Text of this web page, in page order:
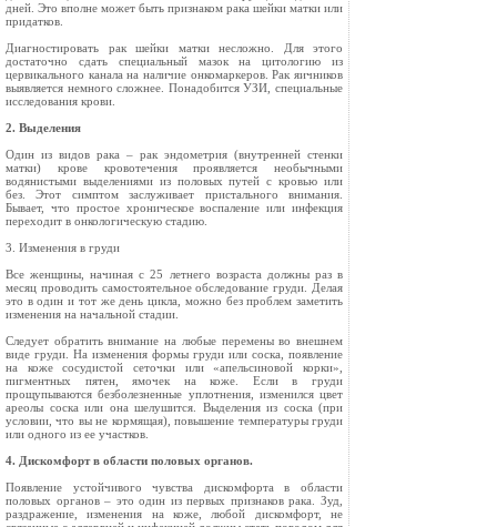
дней. Это вполне может быть признаком рака шейки матки или
придатков.
Диагностировать рак шейки матки несложно. Для этого
достаточно сдать специальный мазок на цитологию из
цервикального канала на наличие онкомаркеров. Рак яичников
выявляется немного сложнее. Понадобится УЗИ, специальные
исследования крови.
2. Выделения
Один из видов рака – рак эндометрия (внутренней стенки
матки) крове кровотечения проявляется необычными
водянистыми выделениями из половых путей с кровью или
без. Этот симптом заслуживает пристального внимания.
Бывает, что простое хроническое воспаление или инфекция
переходит в онкологическую стадию.
3. Изменения в груди
Все женщины, начиная с 25 летнего возраста должны раз в
месяц проводить самостоятельное обследование груди. Делая
это в один и тот же день цикла, можно без проблем заметить
изменения на начальной стадии.
Следует обратить внимание на любые перемены во внешнем
виде груди. На изменения формы груди или соска, появление
на коже сосудистой сеточки или «апельсиновой корки»,
пигментных пятен, ямочек на коже. Если в груди
прощупываются безболезненные уплотнения, изменился цвет
ареолы соска или она шелушится. Выделения из соска (при
условии, что вы не кормящая), повышение температуры груди
или одного из ее участков.
4. Дискомфорт в области половых органов.
Появление устойчивого чувства дискомфорта в области
половых органов – это один из первых признаков рака. Зуд,
раздражение, изменения на коже, любой дискомфорт, не